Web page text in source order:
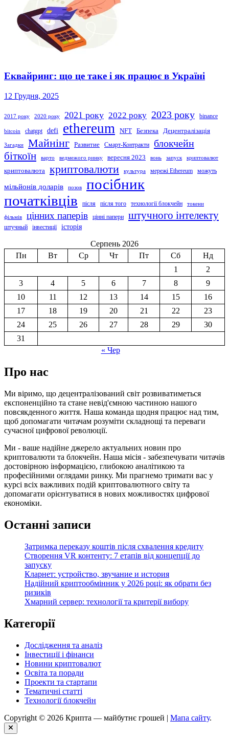
Еквайринг: що це таке і як працює в Україні
12 Грудня, 2025
2017 року 2020 року 2021 року 2022 року 2023 року binance
bitcoin chatgpt defi ethereum NFT Безпека Децентралізація
Загадки Майнінг Развитие Смарт-Контракти блокчейн
біткоїн варто ведмежого ринку вересня 2023 вонь запуск криптовалют
криптовалюта криптовалюти культура мережі Ethereum можуть
мільйонів доларів позов посібник
початківців після після того технології блокчейн токени
фільмів цінних паперів цінні папери штучного інтелекту
штучный інвестиції історія
Серпень 2026
Пн
Вт Ср Чт Пт Сб
Нд
1
2
3
4 5 6 7 8
9
10
11 12 13 14 15
16
17
18 19 20 21 22
23
24
25 26 27 28 29
30
31
« Чер
Про нас
Ми віримо, що децентралізований світ розвиватиметься
експоненційно та стане невід'ємною частиною нашого
повсякденного життя. Наша команда щодня працює над тим,
щоб допомагати читачам розуміти складнощі та переваги
сучасної цифрової революції.
Ми - ваше надійне джерело актуальних новин про
криптовалюти та блокчейн. Наша місія - забезпечувати читачів
достовірною інформацією, глибокою аналітикою та
професійними оглядами ринку. Ми прагнемо тримати вас у
курсі всіх важливих подій криптовалютного світу та
допомагати орієнтуватися в нових можливостях цифрової
економіки.
Останні записи
Затримка переказу коштів після схвалення кредиту
Створення VR контенту: 7 етапів від концепції до
запуску
Кларнет: устройство, звучание и история
Надійний криптообмінник у 2026 році: як обрати без
ризиків
Хмарний сервер: технології та критерії вибору
Категорії
Дослідження та аналіз
Інвестиції і фінанси
Новини криптовалют
Освіта та поради
Проекти та стартапи
Тематичні статті
Технології блокчейн
Copyright © 2026 Крипта — майбутнє грошей | Мапа сайту.
Close